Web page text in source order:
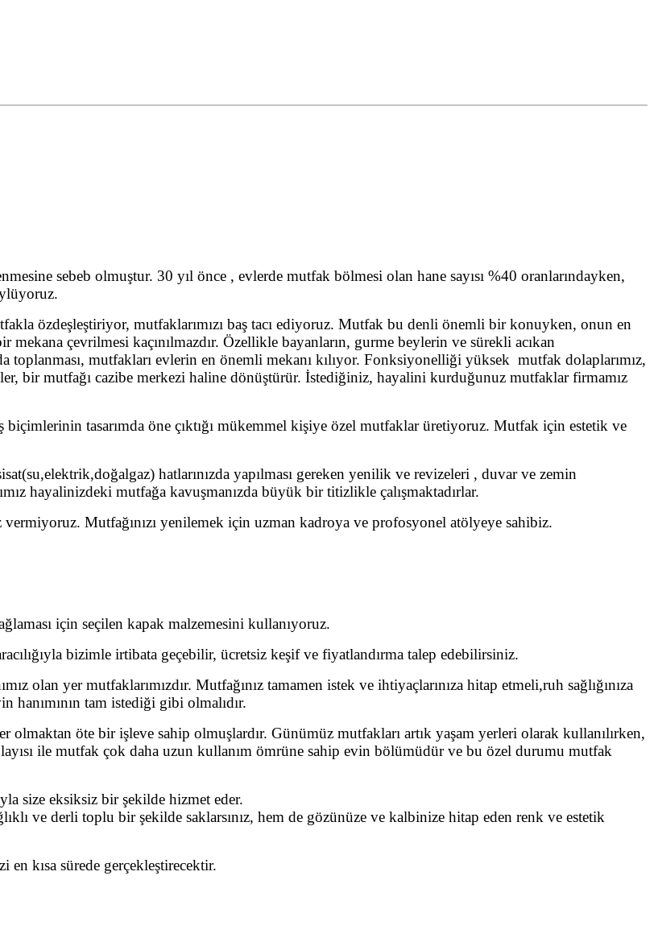
sebeb olmuştur. 30 yıl önce , evlerde mutfak bölmesi olan hane sayısı %40 oranlarındayken,
özdeşleştiriyor, mutfaklarımızı baş tacı ediyoruz. Mutfak bu denli önemli bir konuyken, onun en
mekana çevrilmesi kaçınılmazdır. Özellikle bayanların, gurme beylerin ve sürekli acıkan
toplanması, mutfakları evlerin en önemli mekanı kılıyor. Fonksiyonelliği yüksek mutfak dolaplarımız,
bir mutfağı cazibe merkezi haline dönüştürür. İstediğiniz, hayalini kurduğunuz mutfaklar firmamız
tasarımda öne çıktığı mükemmel kişiye özel mutfaklar üretiyoruz. Mutfak için estetik ve
hatlarınızda yapılması gereken yenilik ve revizeleri , duvar ve zemin
hayalinizdeki mutfağa kavuşmanızda büyük bir titizlikle çalışmaktadırlar.
Mutfağınızı yenilemek için uzman kadroya ve profosyonel atölyeye sahibiz.
için seçilen kapak malzemesini kullanıyoruz.
bizimle irtibata geçebilir, ücretsiz keşif ve fiyatlandırma talep edebilirsiniz.
olan yer mutfaklarımızdır. Mutfağınız tamamen istek ve ihtiyaçlarınıza hitap etmeli,ruh sağlığınıza
hanımının tam istediği gibi olmalıdır.
olmaktan öte bir işleve sahip olmuşlardır. Günümüz mutfakları artık yaşam yerleri olarak kullanılırken,
ile mutfak çok daha uzun kullanım ömrüne sahip evin bölümüdür ve bu özel durumu mutfak
size eksiksiz bir şekilde hizmet eder.
ve derli toplu bir şekilde saklarsınız, hem de gözünüze ve kalbinize hitap eden renk ve estetik
kısa sürede gerçekleştirecektir.